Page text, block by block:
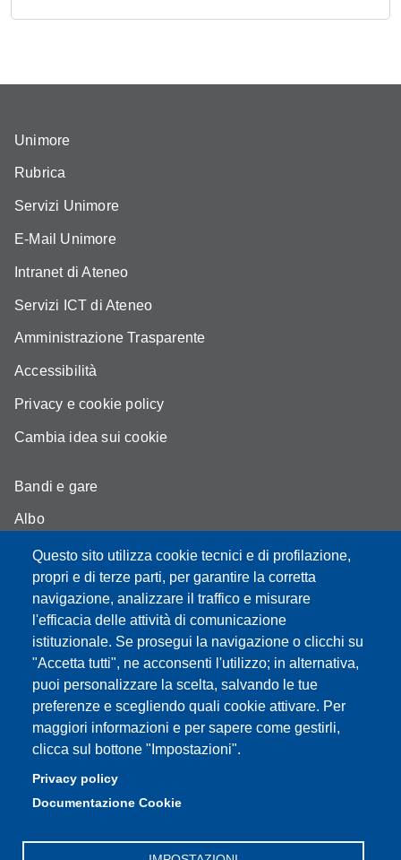
Questo sito utilizza cookie tecnici e di profilazione,
propri e di terze parti, per garantire la corretta
navigazione, analizzare il traffico e misurare
l'efficacia delle attività di comunicazione
istituzionale. Se prosegui la navigazione o clicchi su
"Accetta tutti", ne acconsenti l'utilizzo; in alternativa,
puoi personalizzare la scelta, salvando le tue
preferenze e scegliendo quali cookie attivare. Per
maggiori informazioni e per sapere come gestirli,
clicca sul bottone "Impostazioni".
Privacy policy
Documentazione Cookie
Unimore
Rubrica
Servizi Unimore
E-Mail Unimore
Intranet di Ateneo
Servizi ICT di Ateneo
Amministrazione Trasparente
Accessibilità
Privacy e cookie policy
Cambia idea sui cookie
Bandi e gare
Albo
Moodle - didattica online
Mappa del sito
Partita IVA: 00427620364
Dipartimento di Scienze
Mediche e Chirurgiche, Materno – Infantili e dell’Adulto
Sede: Via del Pozzo 71 - 41124 Modena
PEC: dipsmechimai@pec.unimore.it
Tel: 059 4223028